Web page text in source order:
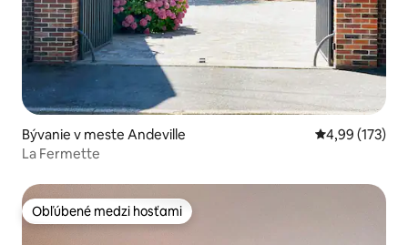
Bývanie v meste Andeville Priemerné
4,99 (173)
La Fermette
Obľúbené medzi hosťami
Obľúbené medzi hosťami